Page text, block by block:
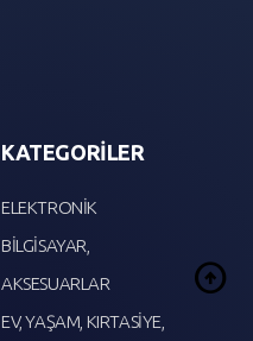
KATEGORİLER
ELEKTRONİK
BİLGİSAYAR,
AKSESUARLAR
EV, YAŞAM, KIRTASİYE,
arrow_circle_up